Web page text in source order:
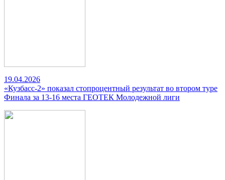
19.04.2026
«Кузбасс-2» показал стопроцентный результат во втором туре
Финала за 13-16 места ГЕОТЕК Молодежной лиги